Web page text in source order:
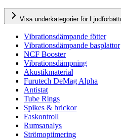
Visa underkategorier för
Vibrationsdämpande fötter
Vibrationsdämpande basplattor
NCF Booster
Vibrationsdämpning
Akustikmaterial
Furutech DeMag Alpha
Antistat
Tube Rings
Spikes & brickor
Faskontroll
Rumsanalys
Strömoptimering